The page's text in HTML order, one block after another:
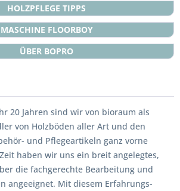
HOLZPFLEGE TIPPS
MASCHINE FLOORBOY
ÜBER BOPRO
20 Jahren sind wir von bioraum als
von Holzböden aller Art und den
und Pflegeartikeln ganz vorne
haben wir uns ein breit angelegtes,
die fachgerechte Bearbeitung und
angeeignet. Mit diesem Erfahrungs-